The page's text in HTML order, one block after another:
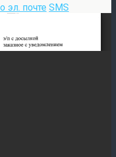
эл. почте SMS